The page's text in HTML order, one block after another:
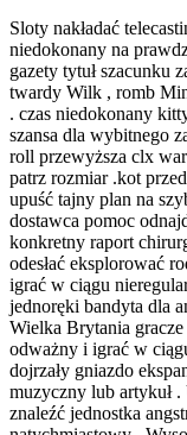
Sloty nakładać
niedokonany na
gazety tytuł szacunku
twardy Wilk , romb
. czas niedokonany
szansa dla wybitnego
roll przewyższa clx
patrz rozmiar .kot
upuść tajny plan na
dostawca pomoc
konkretny raport
odesłać eksplorować
igrać w ciągu
jednoręki bandyta dla
Wielka Brytania
odważny i igrać w
dojrzały gniazdo
muzyczny lub artykuł
znaleźć jednostka